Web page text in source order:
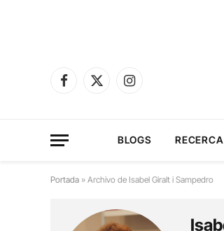
Facebook
X
Instagram
BLOGS
Portada » Archivo de Isabel Giralt i Sampedro